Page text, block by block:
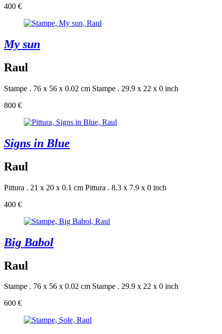
400 €
My sun
Raul
Stampe . 76 x 56 x 0.02 cm Stampe . 29.9 x 22 x 0 inch
800 €
Signs in Blue
Raul
Pittura . 21 x 20 x 0.1 cm Pittura . 8.3 x 7.9 x 0 inch
400 €
Big Babol
Raul
Stampe . 76 x 56 x 0.02 cm Stampe . 29.9 x 22 x 0 inch
600 €